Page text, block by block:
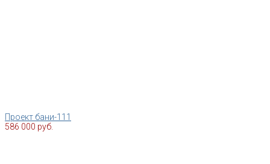
Проект бани-111
586 000 руб.